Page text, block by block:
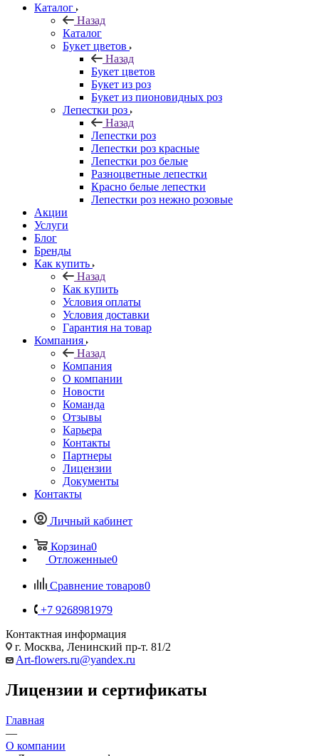
Каталог
Назад
Каталог
Букет цветов
Назад
Букет цветов
Букет из роз
Букет из пионовидных роз
Лепестки роз
Назад
Лепестки роз
Лепестки роз красные
Лепестки роз белые
Разноцветные лепестки
Красно белые лепестки
Лепестки роз нежно розовые
Акции
Услуги
Блог
Бренды
Как купить
Назад
Как купить
Условия оплаты
Условия доставки
Гарантия на товар
Компания
Назад
Компания
О компании
Новости
Команда
Отзывы
Карьера
Контакты
Партнеры
Лицензии
Документы
Контакты
Личный кабинет
Корзина0
Отложенные0
Сравнение товаров0
+7 9268981979
Контактная информация
г. Москва, Ленинский пр-т. 81/2
Art-flowers.ru@yandex.ru
Лицензии и сертификаты
Главная
—
О компании